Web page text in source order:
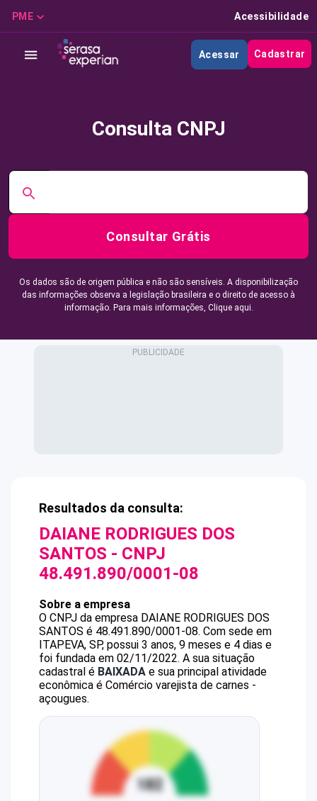
PME Acessibilidade
Acessar Cadastrar
Consulta CNPJ
Consultar Grátis
Os dados são de origem pública e não são sensíveis. A disponibilização
das informações observa a legislação brasileira e o direito de acesso à
informação. Para mais informações, Clique aqui.
Resultados da consulta:
DAIANE RODRIGUES DOS
SANTOS - CNPJ
48.491.890/0001-08
Sobre a empresa
O CNPJ da empresa DAIANE RODRIGUES DOS
SANTOS é 48.491.890/0001-08. Com sede em
ITAPEVA, SP, possui 3 anos, 9 meses e 4 dias e
foi fundada em 02/11/2022. A sua situação
cadastral é BAIXADA e sua principal atividade
econômica é Comércio varejista de carnes -
açougues.